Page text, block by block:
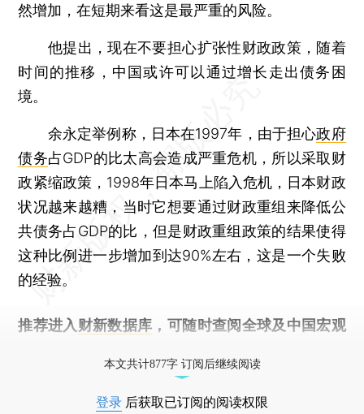
然增加，在短期来看这是最严重的风险。
他提出，现在不要担心扩张性财政政策，随着
时间的推移，中国或许可以通过增长走出债务困
境。
余永定举例称，日本在1997年，由于担心政府
债务占GDP的比太高会造成严重危机，所以采取财
政紧缩政策，1998年日本马上陷入危机，日本财政
状况越来越糟，当时它想要通过财政重组来降低公
共债务占GDP的比，但是财政重组政策的结果使得
这种比例进一步增加到达90%左右，这是一个失败
的经验。
推荐进入 财新数据库 ，可随时查阅全球及中国宏观
本文共计877字 订阅后继续阅读
登录 后获取已订阅的阅读权限